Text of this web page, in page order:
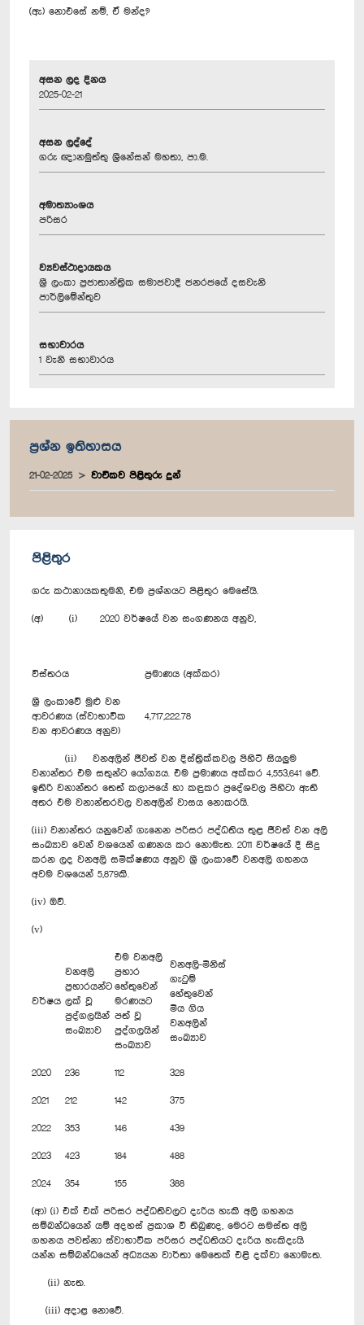
(ඇ) නොඑසේ නම්, ඒ මන්ද?
අසන ලද දිනය
2025-02-21
අසන ලද්දේ
ගරු ඥානමුත්තු ශ්‍රීනේසන් මහතා, පා.ම.
අමාත්‍යාංශය
පරිසර
ව්‍යවස්ථාදායකය
ශ්‍රී ලංකා ප්‍රජාතාන්ත්‍රික සමාජවාදී ජනරජයේ දසවැනි
පාර්ලිමේන්තුව
සභාවාරය
1 වැනි සභාවාරය
ප්‍රශ්න ඉතිහාසය
21-02-2025 වාචිකව පිළිතුරු දුන්
පිළිතුර
ගරු කථානායකතුමනි, එම ප්‍රශ්නයට පිළිතුර මෙසේයි.
(අ) (i) 2020 වර්ෂයේ වන සංගණනය අනුව,
විස්තරය ප්‍රමාණය (අක්කර)
ශ්‍රී ලංකාවේ මුළු වන
ආවරණය (ස්වාභාවික
වන ආවරණය අනුව)
4,717,222.78
(ii) වනඅලින් ජීවත් වන දිස්ත්‍රික්කවල පිහිටි සියලුම
වනාන්තර එම සතුන්ට යෝග්‍යය. එම ප්‍රමාණය අක්කර 4,553,641 වේ.
ඉතිරි වනාන්තර තෙත් කලාපයේ හා කඳුකර ප්‍රදේශවල පිහිටා ඇති
අතර එම වනාන්තරවල වනඅලින් වාසය නොකරයි.
(iii) වනාන්තර යනුවෙන් ගැනෙන පරිසර පද්ධතිය තුළ ජීවත් වන අලි
සංඛ්‍යාව වෙන් වශයෙන් ගණනය කර නොමැත. 2011 වර්ෂයේ දී සිදු
කරන ලද වනඅලි සමීක්ෂණය අනුව ශ්‍රී ලංකාවේ වනඅලි ගහනය
අවම වශයෙන් 5,879කි.
(iv) ඔව්.
(v)
වර්ෂය
වනඅලි
ප්‍රහාරයන්ට
ලක් වූ
පුද්ගලයින්
සංඛ්‍යාව
එම වනඅලි
ප්‍රහාර
හේතුවෙන්
මරණයට
පත් වූ
පුද්ගලයින්
සංඛ්‍යාව
වනඅලි-මිනිස්
ගැටුම්
හේතුවෙන්
මිය ගිය
වනඅලින්
සංඛ්‍යාව
2020 236 112 328
2021 212 142 375
2022 353 146 439
2023 423 184 488
2024 354 155 388
(ආ) (i) එක් එක් පරිසර පද්ධතිවලට දැරිය හැකි අලි ගහනය
සම්බන්ධයෙන් යම් අදහස් ප්‍රකාශ වී තිබුණද, මෙරට සමස්ත අලි
ගහනය පවත්නා ස්වාභාවික පරිසර පද්ධතියට දැරිය හැකිදැයි
යන්න සම්බන්ධයෙන් අධ්‍යයන වාර්තා මෙතෙක් එළි දක්වා නොමැත.
(ii) නැත.
(iii) අදාළ නොවේ.